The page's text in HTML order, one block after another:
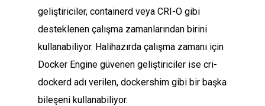
geliştiriciler, containerd veya CRI-O gibi
desteklenen çalışma zamanlarından birini
kullanabiliyor. Halihazırda çalışma zamanı için
Docker Engine güvenen geliştiriciler ise cri-
dockerd adı verilen, dockershim gibi bir başka
bileşeni kullanabiliyor.